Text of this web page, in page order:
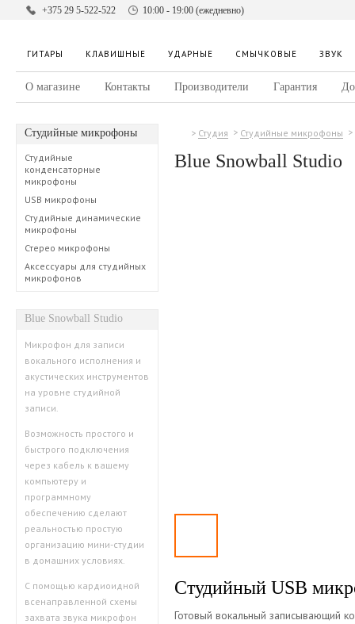
+375 29 5-522-522 10:00 - 19:00 (ежедневно)
ГИТАРЫ КЛАВИШНЫЕ УДАРНЫЕ СМЫЧКОВЫЕ ЗВУК
О магазине Контакты Производители Гарантия
Студийные микрофоны
Студийные
конденсаторные
микрофоны
USB микрофоны
Студийные динамические
микрофоны
Стерео микрофоны
Аксессуары для студийных
микрофонов
Blue Snowball Studio
Микрофон для записи
вокального исполнения и
акустических инструментов
на уровне студийной
записи.
Возможность простого и
быстрого подключения
через кабель к вашему
компьютеру и
программному
обеспечению сделают
реальностью простую
организацию мини-студии
в домашних условиях.
С помощью кардиоидной
всенаправленной схемы
захвата звука микрофон
Студия Студийные микрофоны
Blue Snowball Studio
Студийный USB
Готовый вокальный записывающий